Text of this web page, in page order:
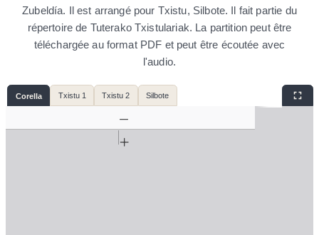
Zubeldía. Il est arrangé pour Txistu, Silbote. Il fait partie du
répertoire de Tuterako Txistulariak. La partition peut être
téléchargée au format PDF et peut être écoutée avec
l'audio.
Corella Txistu 1 Txistu 2 Silbote